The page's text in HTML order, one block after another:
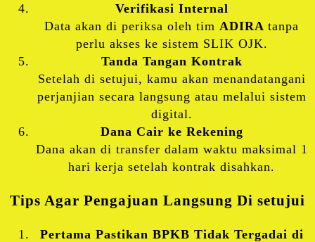
Verifikasi Internal
Data akan di periksa oleh tim ADIRA tanpa
perlu akses ke sistem SLIK OJK.
Tanda Tangan Kontrak
Setelah di setujui, kamu akan menandatangani
perjanjian secara langsung atau melalui sistem
digital.
Dana Cair ke Rekening
Dana akan di transfer dalam waktu maksimal 1
hari kerja setelah kontrak disahkan.
Tips Agar Pengajuan Langsung Di setujui
Pertama Pastikan BPKB Tidak Tergadai di